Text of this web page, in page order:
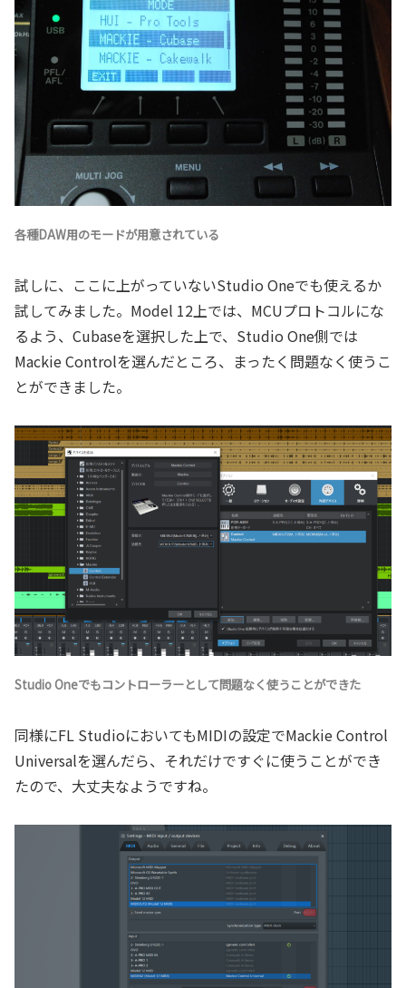
各種DAW用のモードが用意されている
試しに、ここに上がっていないStudio Oneでも使えるか
試してみました。Model 12上では、MCUプロトコルにな
るよう、Cubaseを選択した上で、Studio One側では
Mackie Controlを選んだところ、まったく問題なく使うこ
とができました。
Studio Oneでもコントローラーとして問題なく使うことができた
同様にFL StudioにおいてもMIDIの設定でMackie Control
Universalを選んだら、それだけですぐに使うことができ
たので、大丈夫なようですね。